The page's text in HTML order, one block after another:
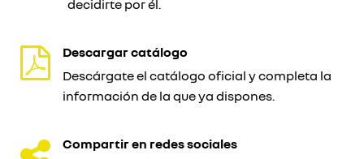
decidirte por él.
Descargar catálogo
Descárgate el catálogo oficial y completa la
información de la que ya dispones.
Compartir en redes sociales